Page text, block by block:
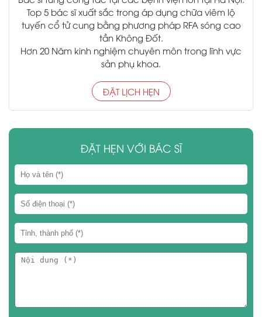
Top 5 bác sĩ xuất sắc trong áp dụng chữa viêm lộ
tuyến cổ tử cung bằng phương pháp RFA sóng cao
tần Không Đốt.
Hơn 20 Năm kinh nghiệm chuyên môn trong lĩnh vực
sản phụ khoa.
ĐẶT LỊCH HẸN
ĐẶT HẸN VỚI BÁC SĨ